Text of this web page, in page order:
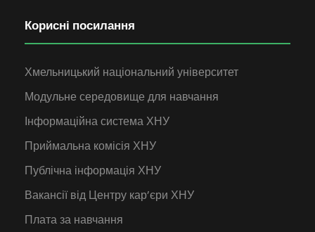
Корисні посилання
Хмельницький національний університет
Модульне середовище для навчання
Інформаційна система ХНУ
Приймальна комісія ХНУ
Публічна інформація ХНУ
Вакансії від Центру кар’єри ХНУ
Плата за навчання